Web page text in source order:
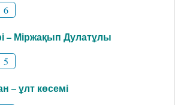
6
– Міржақып Дулатұлы
5
– ұлт көсемі